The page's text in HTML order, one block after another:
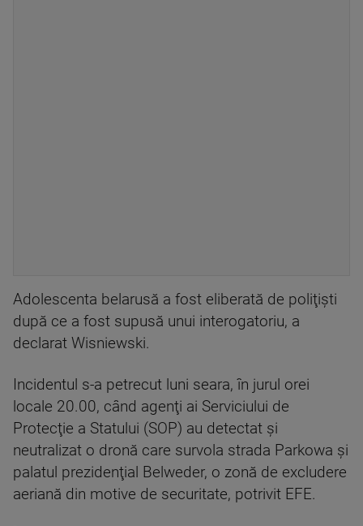
Adolescenta belarusă a fost eliberată de poliţişti
după ce a fost supusă unui interogatoriu, a
declarat Wisniewski.
Incidentul s-a petrecut luni seara, în jurul orei
locale 20.00, când agenţi ai Serviciului de
Protecţie a Statului (SOP) au detectat şi
neutralizat o dronă care survola strada Parkowa şi
palatul prezidenţial Belweder, o zonă de excludere
aeriană din motive de securitate, potrivit EFE.